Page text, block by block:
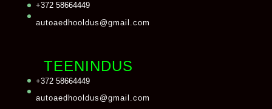
+372 58664449
autoaedhooldus@gmail.com
TEENINDUS
+372 58664449
autoaedhooldus@gmail.com